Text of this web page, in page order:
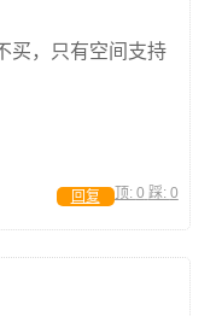
买，只有空间支持
顶: 0 踩: 0
回复